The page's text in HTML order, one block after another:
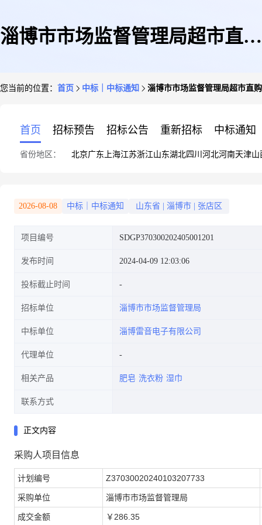
淄博市市场监督管理局超市直购
您当前的位置： 首页 中标｜中标通知 淄博市市场监督管理局超市直
首页 招标预告 招标公告 重新招标 中标通知
省份地区： 北京广东 上海江苏浙江山东湖北四川 河北河南天津山
2026-08-08 中标｜中标通知 山东省 淄博市 张店区
项目编号 SDGP370300202405001201
发布时间 2024-04-09 12:03:06
投标截止时间
招标单位 淄博市市场监督管理局
中标单位 淄博雷音电子有限公司
代理单位
相关产品 肥皂 洗衣粉 湿巾
联系方式
正文内容
采购人项目信息
计划编号 Z37030020240103207733
采购单位 淄博市市场监督管理局
成交金额 ￥286.35